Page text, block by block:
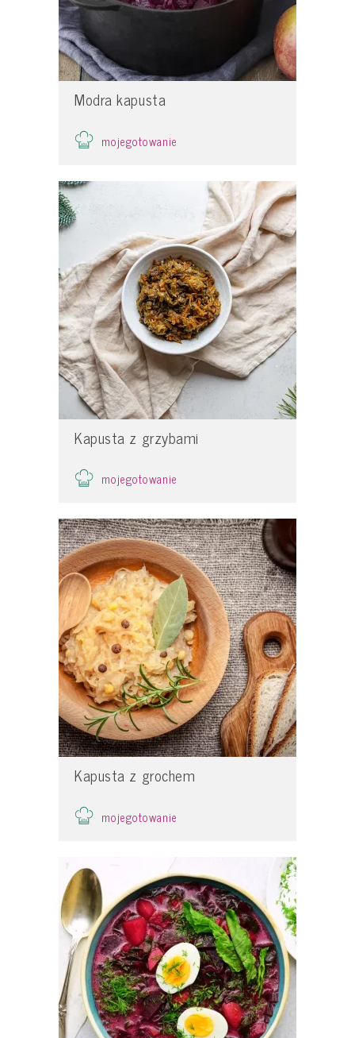
Modra kapusta
mojegotowanie
Kapusta z grzybami
mojegotowanie
Kapusta z grochem
mojegotowanie